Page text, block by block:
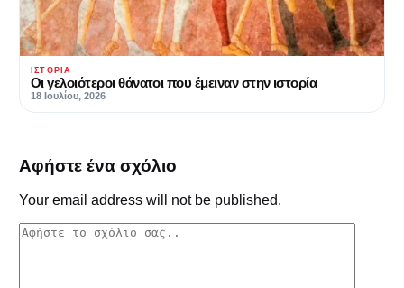
ΙΣΤΟΡΊΑ
Οι γελοιότεροι θάνατοι που έμειναν στην ιστορία
18 Ιουλίου, 2026
Αφήστε ένα σχόλιο
Your email address will not be published.